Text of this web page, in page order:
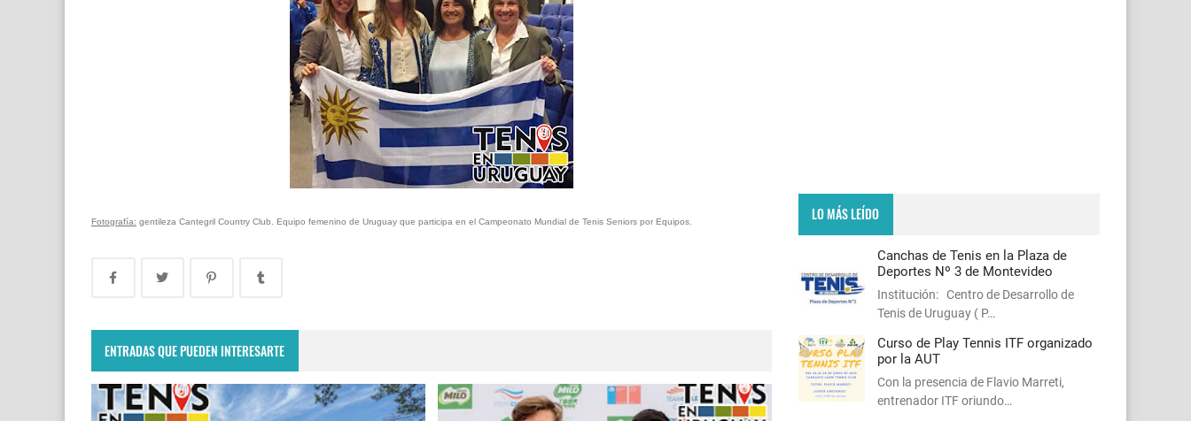
Fotografía: gentileza Cantegril Country Club. Equipo femenino de Uruguay que participa en el Campeonato Mundial de Tenis Seniors por Equipos.
ENTRADAS QUE PUEDEN INTERESARTE
LO MÁS LEÍDO
Canchas de Tenis en la Plaza de
Deportes Nº 3 de Montevideo
Institución: Centro de Desarrollo de
Tenis de Uruguay ( P…
Curso de Play Tennis ITF organizado
por la AUT
Con la presencia de Flavio Marreti,
entrenador ITF oriundo…